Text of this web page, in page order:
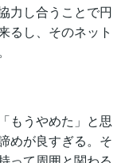
力し合うことで円
るし、そのネット
もうやめた」と思
めが良すぎる。そ